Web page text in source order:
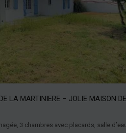
LA MARTINIERE – JOLIE MAISON DE
3 chambres avec placards, salle